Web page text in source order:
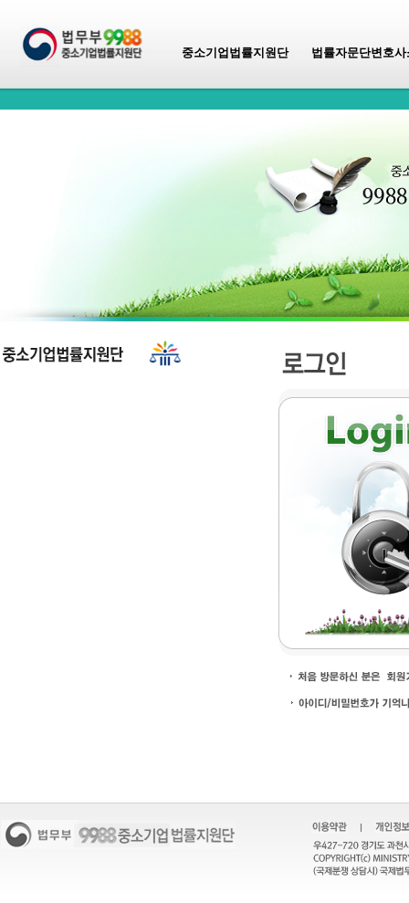
중소기업법률지원단 법률자문단변호사